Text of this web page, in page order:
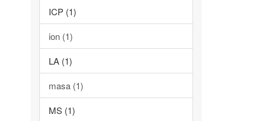
ICP (1)
ion (1)
LA (1)
masa (1)
MS (1)